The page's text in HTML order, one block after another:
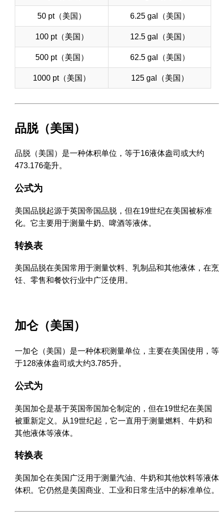
50 pt（美国） 6.25 gal（美国）
100 pt（美国） 12.5 gal（美国）
500 pt（美国） 62.5 gal（美国）
1000 pt（美国） 125 gal（美国）
品脱（美国）
品脱（美国）是一种体积单位，等于16液体盎司或大约
473.176毫升。
公式为
美国品脱起源于英国帝国品脱，但在19世纪在美国被标准
化。它主要用于测量牛奶、啤酒等液体。
转换表
美国品脱在美国常用于测量饮料、乳制品和其他液体，在烹
饪、零售和餐饮行业中广泛使用。
加仑（美国）
一加仑（美国）是一种体积测量单位，主要在美国使用，等
于128液体盎司或大约3.785升。
公式为
美国加仑是基于英国帝国加仑制定的，但在19世纪在美国
被重新定义。从19世纪起，它一直用于测量燃料、牛奶和
其他液体等液体。
转换表
美国加仑在美国广泛用于测量汽油、牛奶和其他饮料等液体
体积。它仍然是美国商业、工业和日常生活中的标准单位。